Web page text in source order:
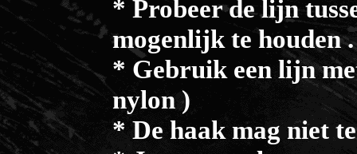
* Probeer de lijn
mogenlijk te houden .
* Gebruik een lijn
nylon )
* De haak mag niet